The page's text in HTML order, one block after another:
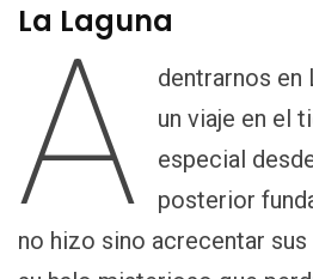
La Laguna
A
dentrarnos en
un viaje en el
especial
posterior
no hizo sino acrecentar